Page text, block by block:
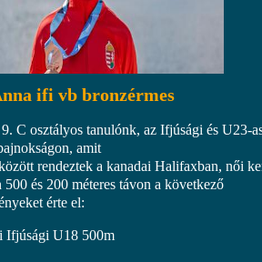
ifi vb bronzérmes
C osztályos tanulónk, az Ifjúsági és U23-
amit
rendeztek a kanadai Halifaxban, női
500 és 200 méteres távon a következő
érte el:
Ifjúsági U18 500m